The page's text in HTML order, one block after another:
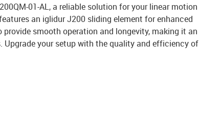
01-AL, a reliable solution for your linear motion
an iglidur J200 sliding element for enhanced
smooth operation and longevity, making it an
your setup with the quality and efficiency of